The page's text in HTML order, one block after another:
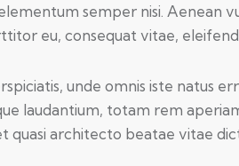
semper nisi. Aenean
eu, consequat vitae,
unde omnis iste natus
laudantium, totam rem
quasi architecto beatae vitae